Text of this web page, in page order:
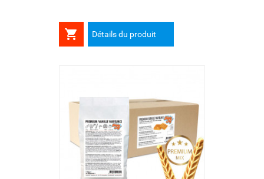
 Détails du produit